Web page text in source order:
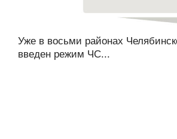
Уже в восьми районах
введен режим ЧС...